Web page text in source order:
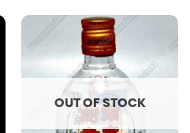
OUT OF STOCK